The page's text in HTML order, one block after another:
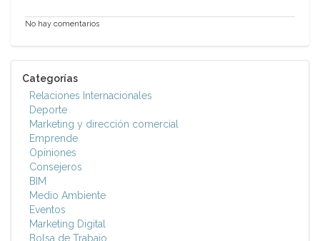
No hay comentarios
Categorías
Relaciones Internacionales
Deporte
Marketing y dirección comercial
Emprende
Opiniones
Consejeros
BIM
Medio Ambiente
Eventos
Marketing Digital
Bolsa de Trabajo